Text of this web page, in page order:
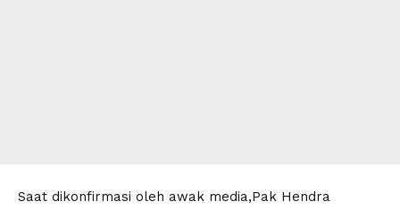
Saat dikonfirmasi oleh awak media,Pak Hendra